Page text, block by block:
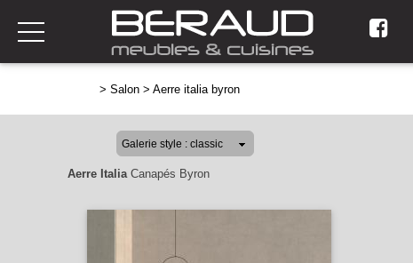
> Salon > Aerre italia byron
Aerre ItaliaCanapés Byron